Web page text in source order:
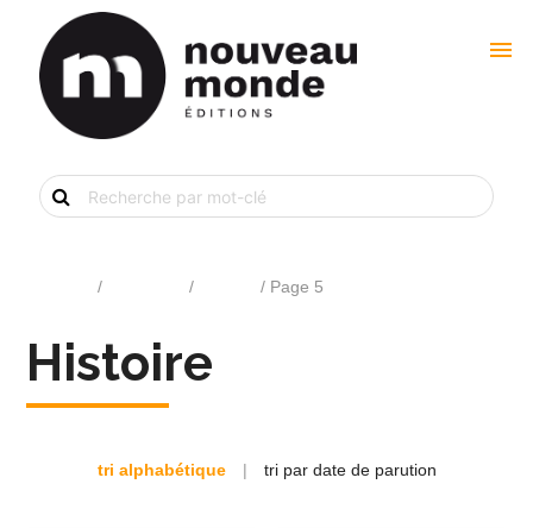
menu
Recherche
de
livre
/ / / Page 5
Histoire
tri alphabétique | tri par date de parution